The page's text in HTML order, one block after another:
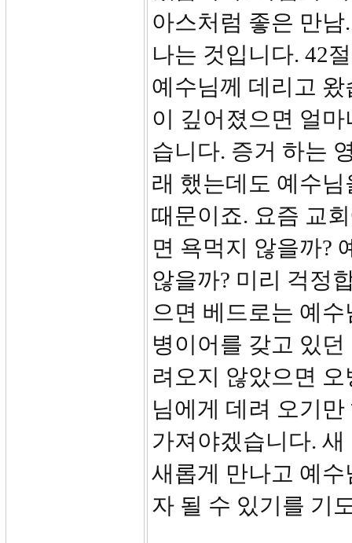
아스처럼 좋은 만
나는 것입니다. 42
예수님께 데리고
이 깊어졌으면 얼
습니다. 증거 하는
래 했는데도 예수
때문이죠. 요즘 교
면 욕먹지 않을까?
않을까? 미리 걱정
으면 베드로는 예
병이어를 갖고 있
려오지 않았으면
님에게 데려 오기
가져야겠습니다.
새롭게 만나고 예
자 될 수 있기를 기